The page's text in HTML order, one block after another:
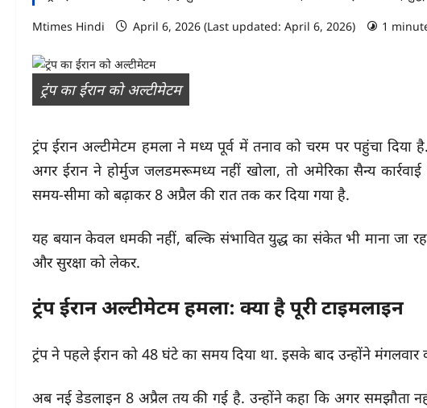
Mtimes Hindi April 6, 2026 (Last updated: April 6, 2026) 1
ट्रंप का ईरान को अल्टीमेटम
ट्रंप ईरान अल्टीमेटम हमला ने मध्य पूर्व में तनाव को चरम पर पहुंचा दिया
अगर ईरान ने होर्मुज जलडमरूमध्य नहीं खोला, तो अमेरिका सैन्य
समय-सीमा को बढ़ाकर 8 अप्रैल की रात तक कर दिया गया है.
यह बयान केवल धमकी नहीं, बल्कि संभावित युद्ध का संकेत भी माना जा
और सुरक्षा को लेकर.
ट्रंप ईरान अल्टीमेटम हमला: क्या है पूरी टाइमलाइन
ट्रंप ने पहले ईरान को 48 घंटे का समय दिया था. इसके बाद उन्होंने मंगलवार
अब नई डेडलाइन 8 अप्रैल तय की गई है. उन्होंने कहा कि अगर समझौता